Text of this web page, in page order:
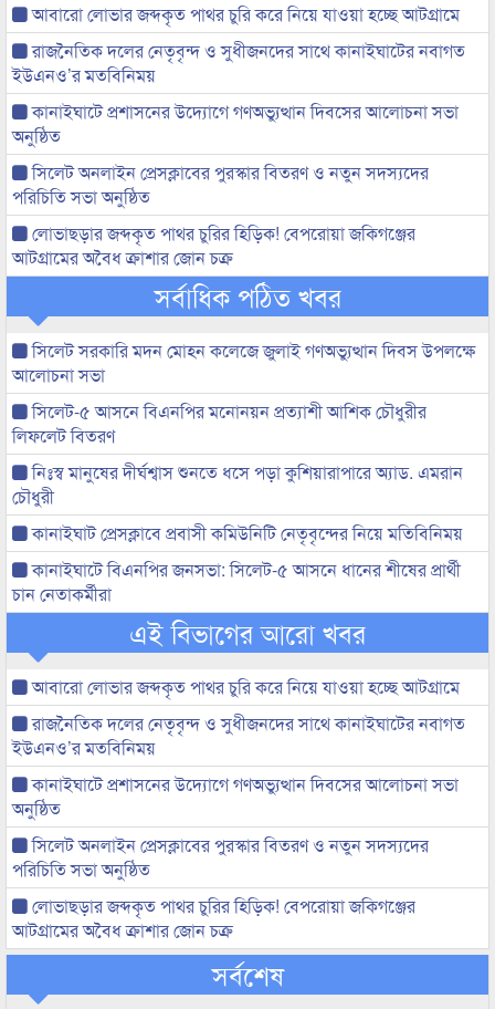
আবারো লোভার জব্দকৃত পাথর চুরি করে নিয়ে যাওয়া হচ্ছে আটগ্রামে
রাজনৈতিক দলের নেতৃবৃন্দ ও সুধীজনদের সাথে কানাইঘাটের নবাগত
ইউএনও’র মতবিনিময়
কানাইঘাটে প্রশাসনের উদ্যোগে গণঅভ্যুত্থান দিবসের আলোচনা সভা
অনুষ্ঠিত
সিলেট অনলাইন প্রেসক্লাবের পুরস্কার বিতরণ ও নতুন সদস্যদের
পরিচিতি সভা অনুষ্ঠিত
লোভাছড়ার জব্দকৃত পাথর চুরির হিড়িক! বেপরোয়া জকিগঞ্জের
আটগ্রামের অবৈধ ক্রাশার জোন চক্র
সর্বাধিক পঠিত খবর
সিলেট সরকারি মদন মোহন কলেজে জুলাই গণঅভ্যুত্থান দিবস উপলক্ষে
আলোচনা সভা
সিলেট-৫ আসনে বিএনপির মনোনয়ন প্রত্যাশী আশিক চৌধুরীর
লিফলেট বিতরণ
নিঃস্ব মানুষের দীর্ঘশ্বাস শুনতে ধসে পড়া কুশিয়ারাপারে অ্যাড. এমরান
চৌধুরী
কানাইঘাট প্রেসক্লাবে প্রবাসী কমিউনিটি নেতৃবৃন্দের নিয়ে মতিবিনিময়
কানাইঘাটে বিএনপির জনসভা: সিলেট-৫ আসনে ধানের শীষের প্রার্থী
চান নেতাকর্মীরা
এই বিভাগের আরো খবর
আবারো লোভার জব্দকৃত পাথর চুরি করে নিয়ে যাওয়া হচ্ছে আটগ্রামে
রাজনৈতিক দলের নেতৃবৃন্দ ও সুধীজনদের সাথে কানাইঘাটের নবাগত
ইউএনও’র মতবিনিময়
কানাইঘাটে প্রশাসনের উদ্যোগে গণঅভ্যুত্থান দিবসের আলোচনা সভা
অনুষ্ঠিত
সিলেট অনলাইন প্রেসক্লাবের পুরস্কার বিতরণ ও নতুন সদস্যদের
পরিচিতি সভা অনুষ্ঠিত
লোভাছড়ার জব্দকৃত পাথর চুরির হিড়িক! বেপরোয়া জকিগঞ্জের
আটগ্রামের অবৈধ ক্রাশার জোন চক্র
সর্বশেষ